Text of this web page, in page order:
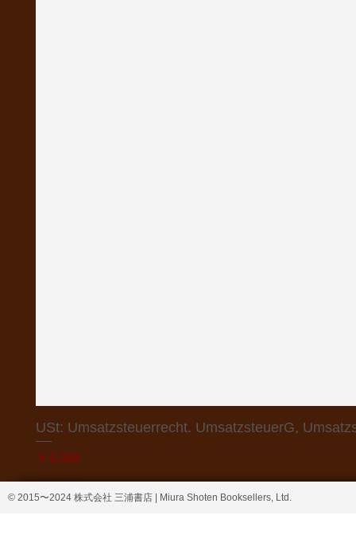
USt: Umsatzsteuerrecht. UmsatzsteuerG,
価格
￥4,368
© 2015〜2024 株式会社 三浦書店 | Miura Shoten Booksellers, Ltd.